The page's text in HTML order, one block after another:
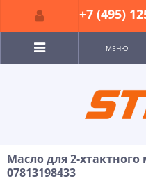
МЕНЮ
Масло для 2-
07813198433
+7 (495)